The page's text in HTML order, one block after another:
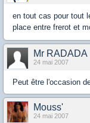
en tout cas pour tout
place entre frerot et
Mr RADADA
24 mai 2007
Peut être l'occasion
Mouss'
24 mai 2007